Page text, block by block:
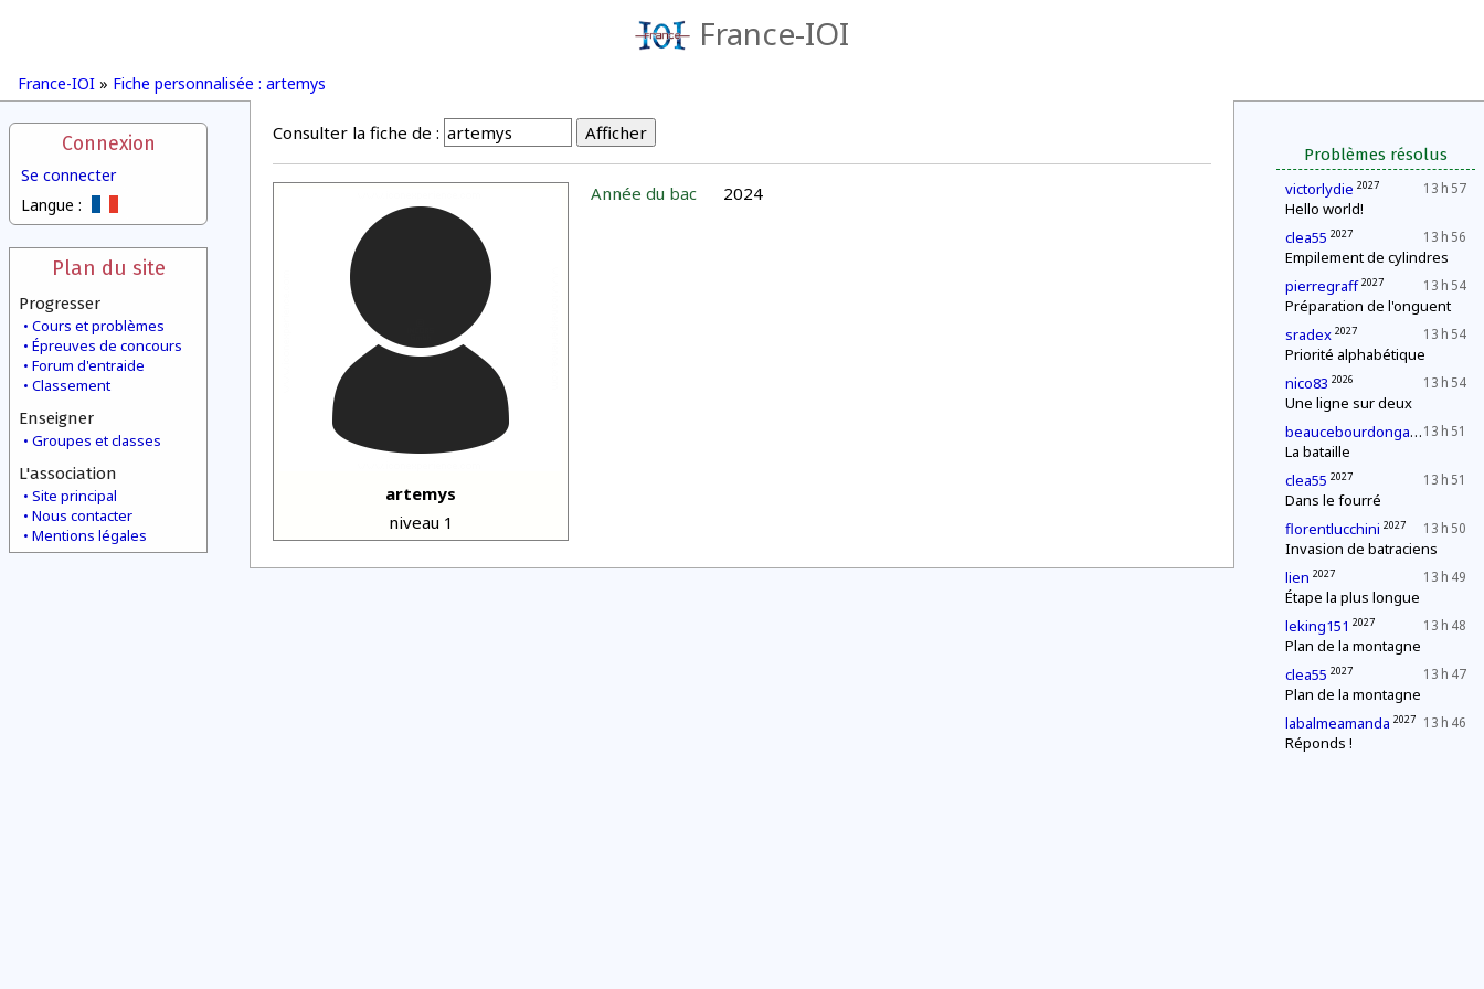
France-IOI
France-IOI » Fiche personnalisée : artemys
Connexion
Se connecter
Langue :
Plan du site
Progresser
Cours et problèmes
Épreuves de concours
Forum d'entraide
Classement
Enseigner
Groupes et classes
L'association
Site principal
Nous contacter
Mentions légales
Problèmes résolus
13 h 57
victorlydie 2027
Hello world!
13 h 56
clea55 2027
Empilement de cylindres
13 h 54
pierregraff 2027
Préparation de l'onguent
13 h 54
sradex 2027
Priorité alphabétique
13 h 54
nico83 2026
Une ligne sur deux
13 h 51
beaucebourdongabriel 2027
La bataille
13 h 51
clea55 2027
Dans le fourré
13 h 50
florentlucchini 2027
Invasion de batraciens
13 h 49
lien 2027
Étape la plus longue
13 h 48
leking151 2027
Plan de la montagne
13 h 47
clea55 2027
Plan de la montagne
13 h 46
labalmeamanda 2027
Réponds !
Consulter la fiche de :
artemys
niveau 1
Année du bac 2024